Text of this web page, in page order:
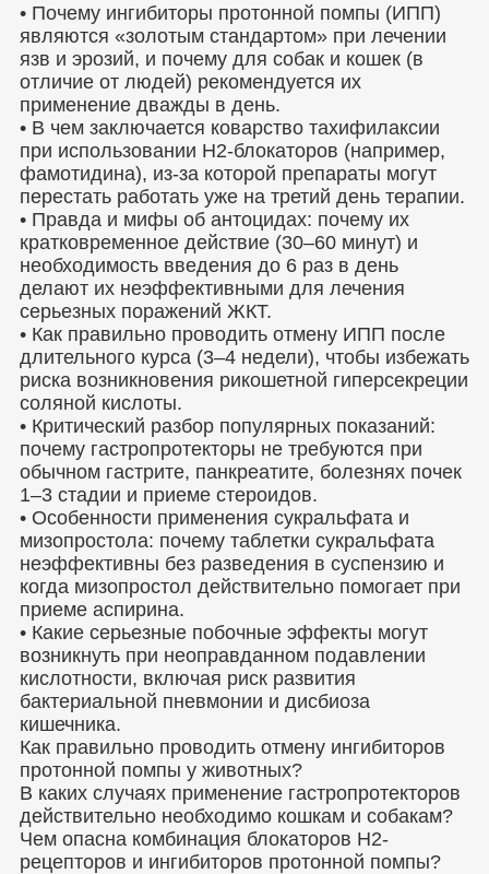
• Почему ингибиторы протонной помпы (ИПП)
являются «золотым стандартом» при лечении
язв и эрозий, и почему для собак и кошек (в
отличие от людей) рекомендуется их
применение дважды в день.
• В чем заключается коварство тахифилаксии
при использовании H2-блокаторов (например,
фамотидина), из-за которой препараты могут
перестать работать уже на третий день терапии.
• Правда и мифы об антоцидах: почему их
кратковременное действие (30–60 минут) и
необходимость введения до 6 раз в день
делают их неэффективными для лечения
серьезных поражений ЖКТ.
• Как правильно проводить отмену ИПП после
длительного курса (3–4 недели), чтобы избежать
риска возникновения рикошетной гиперсекреции
соляной кислоты.
• Критический разбор популярных показаний:
почему гастропротекторы не требуются при
обычном гастрите, панкреатите, болезнях почек
1–3 стадии и приеме стероидов.
• Особенности применения сукральфата и
мизопростола: почему таблетки сукральфата
неэффективны без разведения в суспензию и
когда мизопростол действительно помогает при
приеме аспирина.
• Какие серьезные побочные эффекты могут
возникнуть при неоправданном подавлении
кислотности, включая риск развития
бактериальной пневмонии и дисбиоза
кишечника.
Как правильно проводить отмену ингибиторов
протонной помпы у животных?
В каких случаях применение гастропротекторов
действительно необходимо кошкам и собакам?
Чем опасна комбинация блокаторов H2-
рецепторов и ингибиторов протонной помпы?